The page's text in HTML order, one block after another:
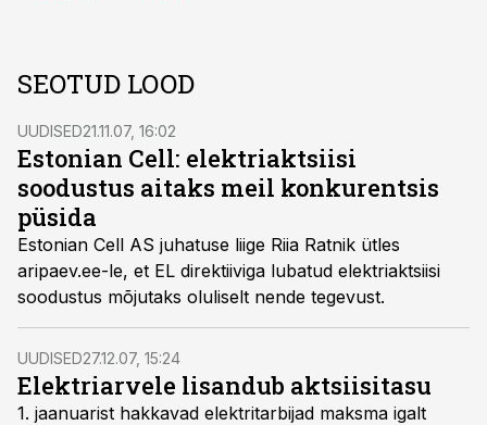
SEOTUD LOOD
UUDISED21.11.07, 16:02
Estonian Cell: elektriaktsiisi
soodustus aitaks meil konkurentsis
püsida
Estonian Cell AS juhatuse liige Riia Ratnik ütles
aripaev.ee-le, et EL direktiiviga lubatud elektriaktsiisi
soodustus mõjutaks oluliselt nende tegevust.
UUDISED27.12.07, 15:24
Elektriarvele lisandub aktsiisitasu
1. jaanuarist hakkavad elektritarbijad maksma igalt